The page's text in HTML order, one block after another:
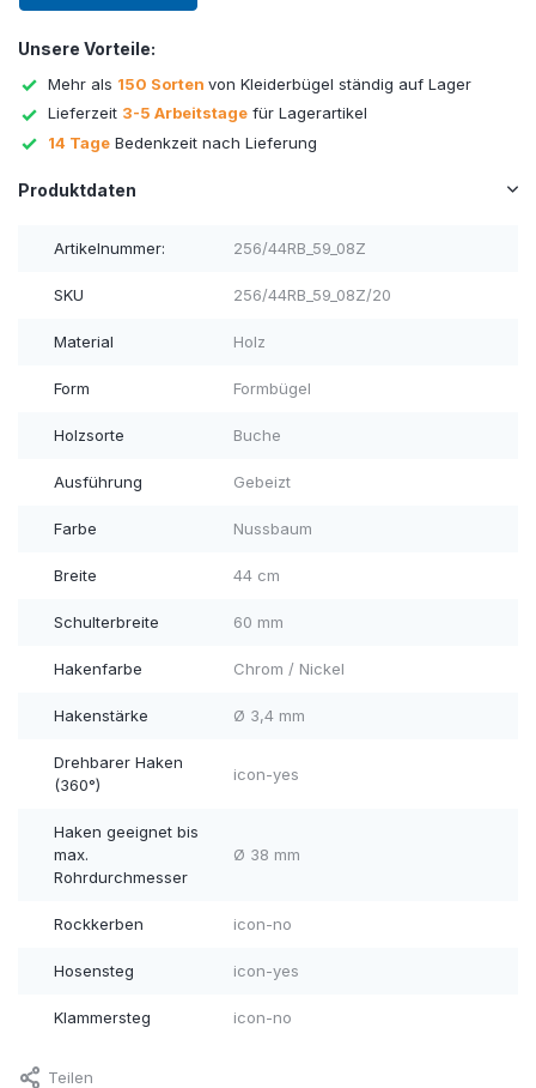
Unsere Vorteile:
Mehr als 150 Sorten von Kleiderbügel ständig auf Lager
Lieferzeit 3-5 Arbeitstage für Lagerartikel
14 Tage Bedenkzeit nach Lieferung
Produktdaten
Artikelnummer: 256/44RB_59_08Z
SKU 256/44RB_59_08Z/20
Material Holz
Form Formbügel
Holzsorte Buche
Ausführung Gebeizt
Farbe Nussbaum
Breite 44 cm
Schulterbreite 60 mm
Hakenfarbe Chrom / Nickel
Hakenstärke Ø 3,4 mm
Drehbarer Haken
(360°)
icon-yes
Haken geeignet bis
max.
Rohrdurchmesser
Ø 38 mm
Rockkerben icon-no
Hosensteg icon-yes
Klammersteg icon-no
Teilen